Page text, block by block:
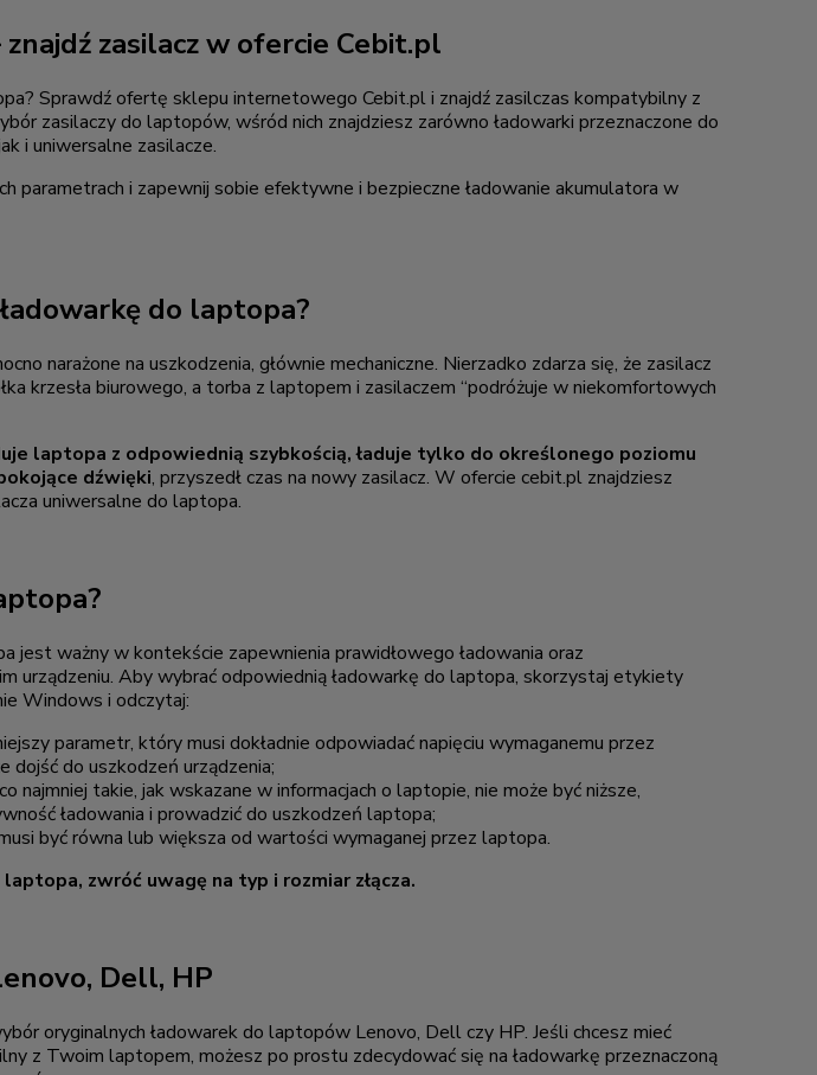
zasilacz w ofercie Cebit.pl
Sprawdź ofertę sklepu internetowego Cebit.pl i znajdź zasilczas kompatybilny z
zasilaczy do laptopów, wśród nich znajdziesz zarówno ładowarki przeznaczone do
i uniwersalne zasilacze.
parametrach i zapewnij sobie efektywne i bezpieczne ładowanie akumulatora w
do laptopa?
narażone na uszkodzenia, głównie mechaniczne. Nierzadko zdarza się, że zasilacz
krzesła biurowego, a torba z laptopem i zasilaczem “podróżuje w niekomfortowych
laptopa z odpowiednią szybkością, ładuje tylko do określonego poziomu
dźwięki, przyszedł czas na nowy zasilacz. W ofercie cebit.pl znajdziesz
uniwersalne do laptopa.
jest ważny w kontekście zapewnienia prawidłowego ładowania oraz
urządzeniu. Aby wybrać odpowiednią ładowarkę do laptopa, skorzystaj etykiety
Windows i odczytaj:
parametr, który musi dokładnie odpowiadać napięciu wymaganemu przez
dojść do uszkodzeń urządzenia;
najmniej takie, jak wskazane w informacjach o laptopie, nie może być niższe,
ładowania i prowadzić do uszkodzeń laptopa;
być równa lub większa od wartości wymaganej przez laptopa.
zwróć uwagę na typ i rozmiar złącza.
Dell, HP
oryginalnych ładowarek do laptopów Lenovo, Dell czy HP. Jeśli chcesz mieć
z Twoim laptopem, możesz po prostu zdecydować się na ładowarkę przeznaczoną